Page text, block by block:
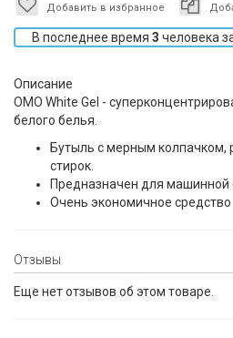
Добавить в избранное
В последнее время 3 человека
Описание
OMO White Gel -
белого белья.
Бутыль с мерным колпачком,
стирок.
Предназначен для машинной
Очень экономичное средство
Отзывы
Еще нет отзывов об этом товаре.